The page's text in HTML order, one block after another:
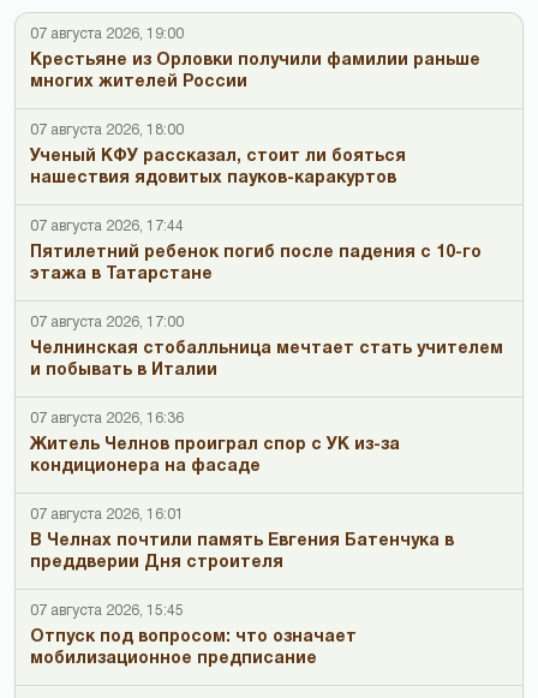
07 августа 2026, 19:00
Крестьяне из Орловки получили фамилии раньше
многих жителей России
07 августа 2026, 18:00
Ученый КФУ рассказал, стоит ли бояться
нашествия ядовитых пауков-каракуртов
07 августа 2026, 17:44
Пятилетний ребенок погиб после падения с 10-го
этажа в Татарстане
07 августа 2026, 17:00
Челнинская стобалльница мечтает стать учителем
и побывать в Италии
07 августа 2026, 16:36
Житель Челнов проиграл спор с УК из-за
кондиционера на фасаде
07 августа 2026, 16:01
В Челнах почтили память Евгения Батенчука в
преддверии Дня строителя
07 августа 2026, 15:45
Отпуск под вопросом: что означает
мобилизационное предписание